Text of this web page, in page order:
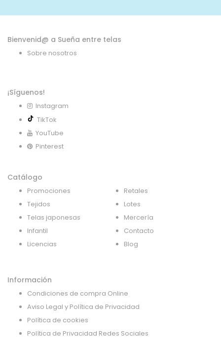
Bienvenid@ a Sueña entre telas
Sobre nosotros
¡Síguenos!
Instagram
TikTok
YouTube
Pinterest
Catálogo
Promociones
Tejidos
Telas japonesas
Infantil
Licencias
Retales
Lotes
Mercería
Contacto
Blog
Información
Condiciones de compra Online
Aviso Legal y Política de Privacidad
Política de cookies
Política de Privacidad Redes Sociales